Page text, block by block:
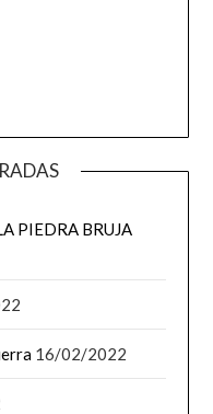
PIEDRA BRUJA
16/02/2022